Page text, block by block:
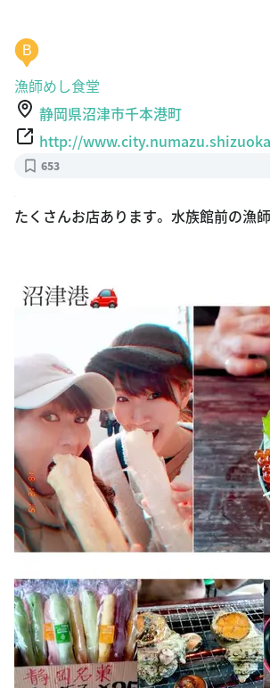
B
漁師めし食堂
静岡県沼津市千本港町
http://
653
たくさんお店あります。 水族館前の漁